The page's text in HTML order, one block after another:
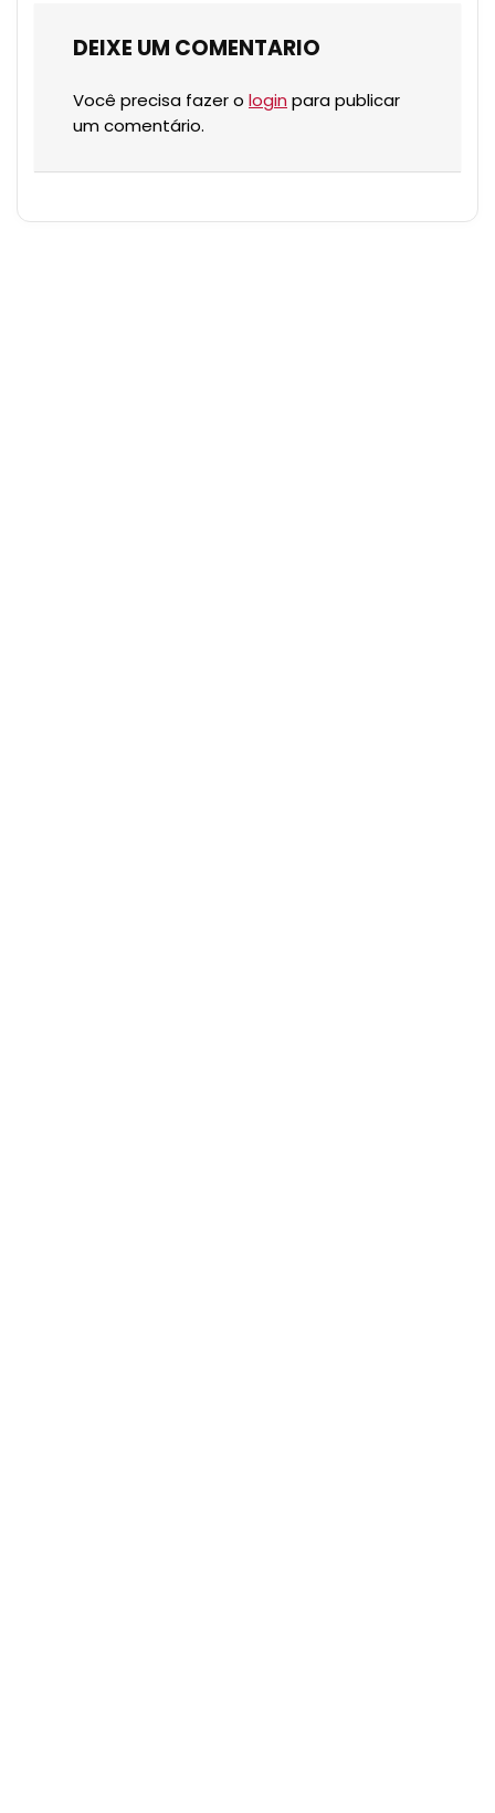
DEIXE UM COMENTARIO
Você precisa fazer o login para publicar
um comentário.